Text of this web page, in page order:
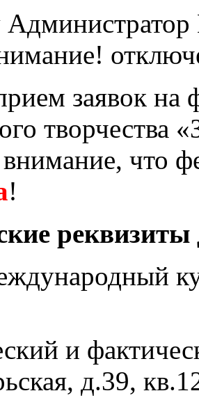
Администратор
заявок на
творчества
внимание, что
!
реквизиты
и
д.39,